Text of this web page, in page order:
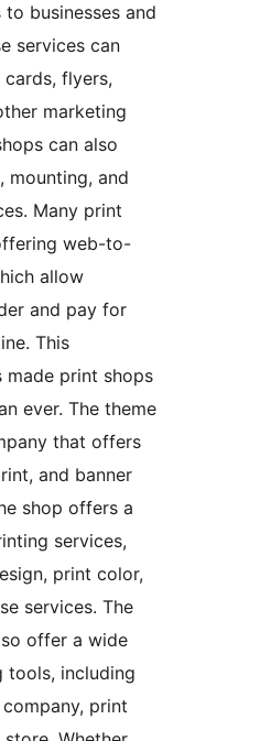
businesses and
services can
cards, flyers,
marketing
can also
mounting, and
Many print
web-to-
allow
and pay for
This
made print shops
ever. The theme
that offers
and banner
shop offers a
services,
print color,
services. The
offer a wide
tools, including
print